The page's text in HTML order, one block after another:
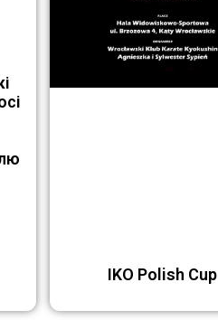
IKO Polish Cup